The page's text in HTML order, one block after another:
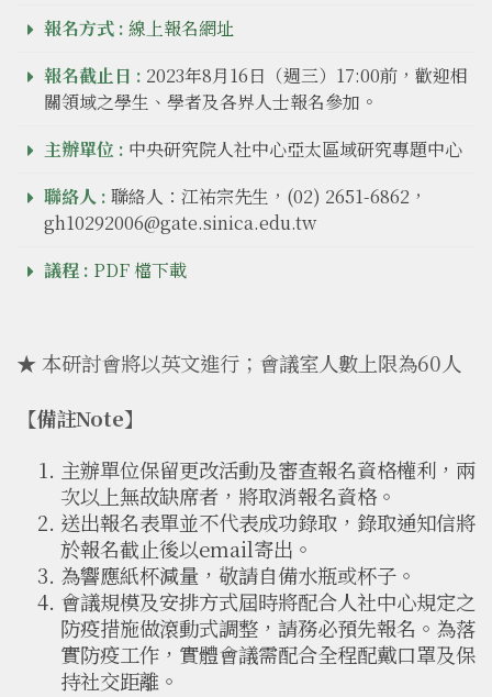
報名方式 : 線上報名網址
報名截止日 : 2023年8月16日（週三）17:00前，歡迎相
關領域之學生、學者及各界人士報名參加。
主辦單位 : 中央研究院人社中心亞太區域研究專題中心
聯絡人 : 聯絡人：江祐宗先生，(02) 2651-6862，
gh10292006@gate.sinica.edu.tw
議程 : PDF 檔下載
★ 本研討會將以英文進行；會議室人數上限為60人
【備註Note】
主辦單位保留更改活動及審查報名資格權利，兩
次以上無故缺席者，將取消報名資格。
送出報名表單並不代表成功錄取，錄取通知信將
於報名截止後以email寄出。
為響應紙杯減量，敬請自備水瓶或杯子。
會議規模及安排方式屆時將配合人社中心規定之
防疫措施做滾動式調整，請務必預先報名。為落
實防疫工作，實體會議需配合全程配戴口罩及保
持社交距離。